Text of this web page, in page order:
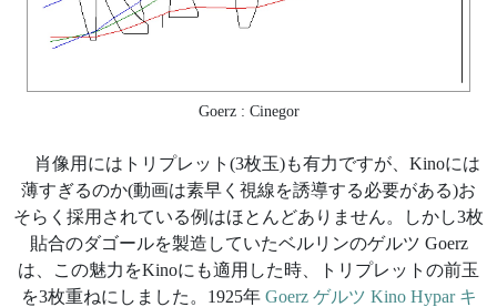
Goerz : Cinegor
肖像用にはトリプレット(3枚玉)も有力ですが、Kinoには
薄すぎるのか(動画は素早く視線を誘導する必要がある)お
そらく採用されている例はほとんどありません。しかし3枚
貼合のダゴールを製造していたベルリンのゲルツ Goerz
は、この魅力をKinoにも適用した時、トリプレットの前玉
を3枚重ねにしました。1925年 Goerz ゲルツ Kino Hypar キ